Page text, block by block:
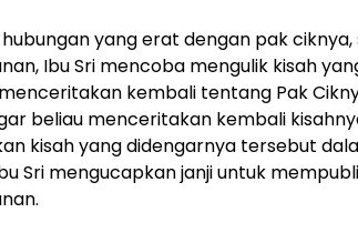
hubungan yang erat dengan pak
Ibu Sri mencoba mengulik kisah
kembali tentang Pak
beliau menceritakan kembali
kisah yang didengarnya tersebut
Sri mengucapkan janji untuk